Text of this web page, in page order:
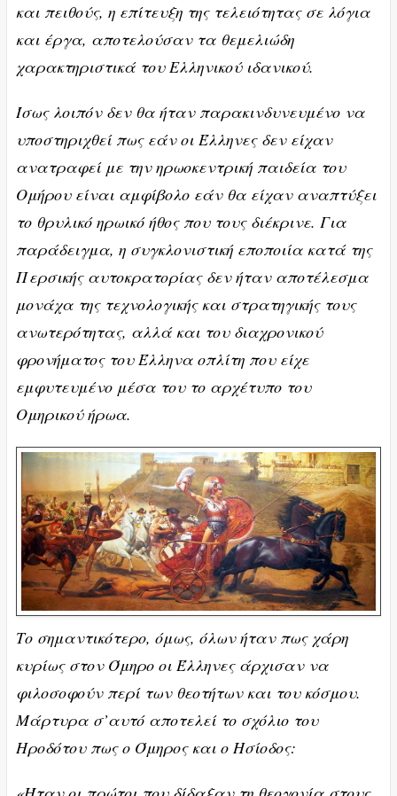
και πειθούς, η επίτευξη της τελειότητας σε λόγια
και έργα, αποτελούσαν τα θεμελιώδη
χαρακτηριστικά του Ελληνικού ιδανικού.
Ίσως λοιπόν δεν θα ήταν παρακινδυνευμένο να
υποστηριχθεί πως εάν οι Έλληνες δεν είχαν
ανατραφεί με την ηρωοκεντρική παιδεία του
Ομήρου είναι αμφίβολο εάν θα είχαν αναπτύξει
το θρυλικό ηρωικό ήθος που τους διέκρινε. Για
παράδειγμα, η συγκλονιστική εποποιία κατά της
Περσικής αυτοκρατορίας δεν ήταν αποτέλεσμα
μονάχα της τεχνολογικής και στρατηγικής τους
ανωτερότητας, αλλά και του διαχρονικού
φρονήματος του Έλληνα οπλίτη που είχε
εμφυτευμένο μέσα του το αρχέτυπο του
Ομηρικού ήρωα.
Το σημαντικότερο, όμως, όλων ήταν πως χάρη
κυρίως στον Όμηρο οι Έλληνες άρχισαν να
φιλοσοφούν περί των θεοτήτων και του κόσμου.
Μάρτυρα σ’αυτό αποτελεί το σχόλιο του
Ηροδότου πως ο Όμηρος και ο Ησίοδος: